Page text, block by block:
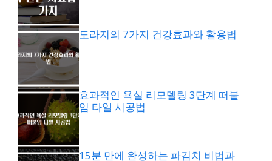
도라지의 7가지 건강효과와 활용법
효과적인 욕실 리모델링 3단계 떠붙
임 타일 시공법
15분 만에 완성하는 파김치 비법과